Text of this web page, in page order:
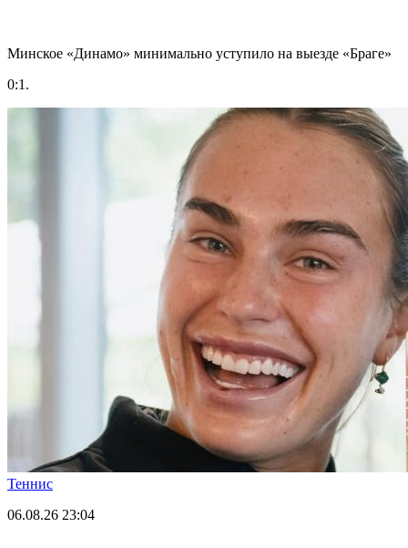
Минское «Динамо» минимально уступило на выезде «Браге»
0:1.
Теннис
06.08.26 23:04